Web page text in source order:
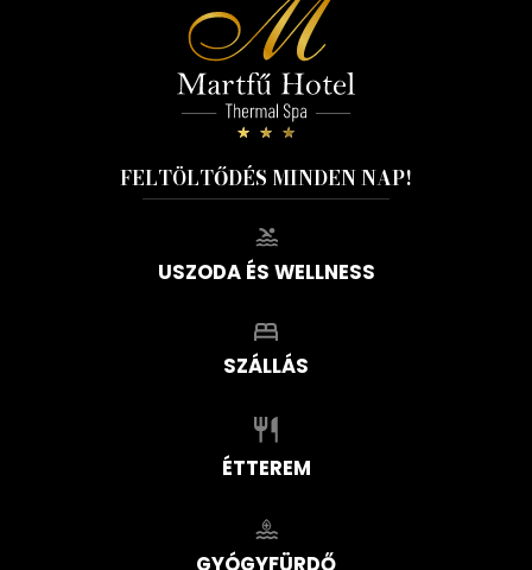
FELTÖLTŐDÉS MINDEN NAP!
USZODA ÉS WELLNESS
SZÁLLÁS
ÉTTEREM